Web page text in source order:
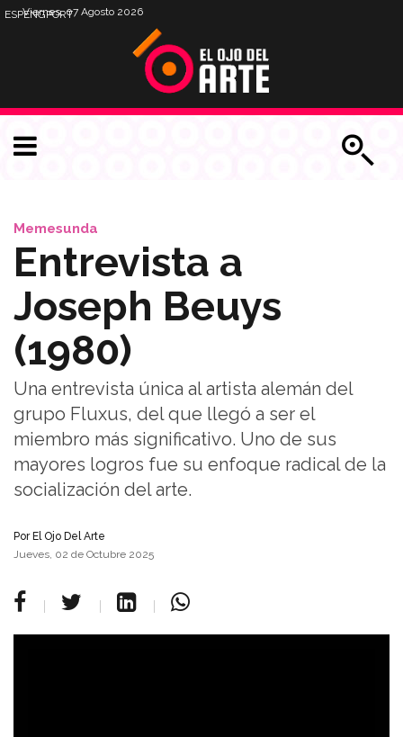
Viernes, 07 Agosto 2026
ESPENGPORT
Memesunda
Entrevista a
Joseph Beuys
(1980)
Una entrevista única al artista alemán del
grupo Fluxus, del que llegó a ser el
miembro más significativo. Uno de sus
mayores logros fue su enfoque radical de la
socialización del arte.
Por El Ojo Del Arte
Jueves, 02 de Octubre 2025